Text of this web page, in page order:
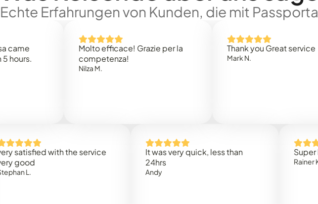
Echte Erfahrungen von Kunden, die mit
Molto efficace! Grazie per la
competenza!
Thank you Great service
with the service
It was very quick, less than
Super